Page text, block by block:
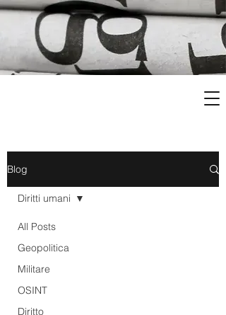
Blog
All Posts
Geopolitica
Militare
OSINT
Diritto
Diritti umani